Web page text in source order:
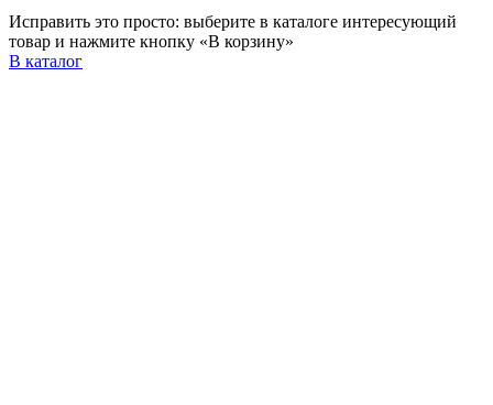
Исправить это просто: выберите в каталоге интересующий
товар и нажмите кнопку «В корзину»
В каталог